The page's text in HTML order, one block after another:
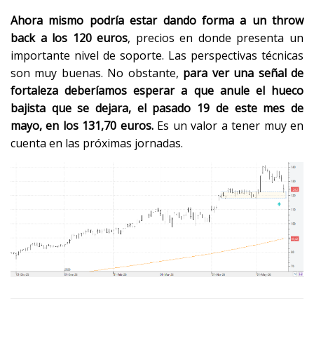
Ahora mismo podría estar dando forma a un throw
back a los 120 euros, precios en donde presenta un
importante nivel de soporte. Las perspectivas técnicas
son muy buenas. No obstante, para ver una señal de
fortaleza deberíamos esperar a que anule el hueco
bajista que se dejara, el pasado 19 de este mes de
mayo, en los 131,70 euros.Es un valor a tener muy en
cuenta en las próximas jornadas.